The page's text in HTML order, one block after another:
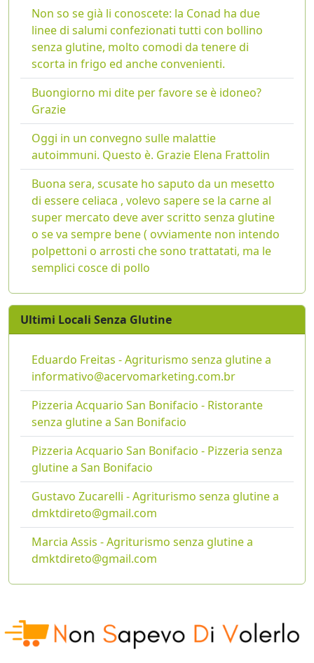
Non so se già li conoscete: la Conad ha due
linee di salumi confezionati tutti con bollino
senza glutine, molto comodi da tenere di
scorta in frigo ed anche convenienti.
Buongiorno mi dite per favore se è idoneo?
Grazie
Oggi in un convegno sulle malattie
autoimmuni. Questo è. Grazie Elena Frattolin
Buona sera, scusate ho saputo da un mesetto
di essere celiaca , volevo sapere se la carne al
super mercato deve aver scritto senza glutine
o se va sempre bene ( ovviamente non intendo
polpettoni o arrosti che sono trattatati, ma le
semplici cosce di pollo
Ultimi Locali Senza Glutine
Eduardo Freitas - Agriturismo senza glutine a
informativo@acervomarketing.com.br
Pizzeria Acquario San Bonifacio - Ristorante
senza glutine a San Bonifacio
Pizzeria Acquario San Bonifacio - Pizzeria senza
glutine a San Bonifacio
Gustavo Zucarelli - Agriturismo senza glutine a
dmktdireto@gmail.com
Marcia Assis - Agriturismo senza glutine a
dmktdireto@gmail.com